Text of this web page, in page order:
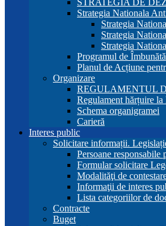
STRATEGIA DE
Strategia Nationala
Strategia
Strategia
Strategia
Programul de
Planul de Acțiune
Organizare
REGULAMENTUL
Regulament hărțuire la
Schema organigramei
Carieră
Interes public
Solicitare informații.
Persoane
Formular solicitare
Modalităţi de
Informaţii de interes
Lista categoriilor de
Contracte
Buget